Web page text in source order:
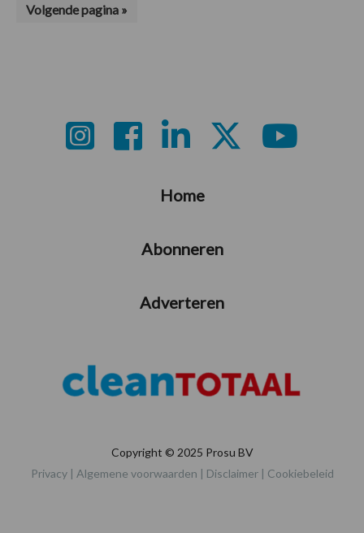
Ga
naar
Volgende pagina »
Footer
Home
Abonneren
Adverteren
Copyright © 2025 Prosu BV
Privacy| Algemene voorwaarden | Disclaimer| Cookiebeleid